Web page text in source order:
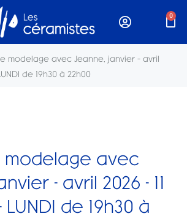
0
modelage avec Jeanne, janvier – avril
de 19h30 à 22h00
avec
- avril 2026 - 11
de 19h30 à